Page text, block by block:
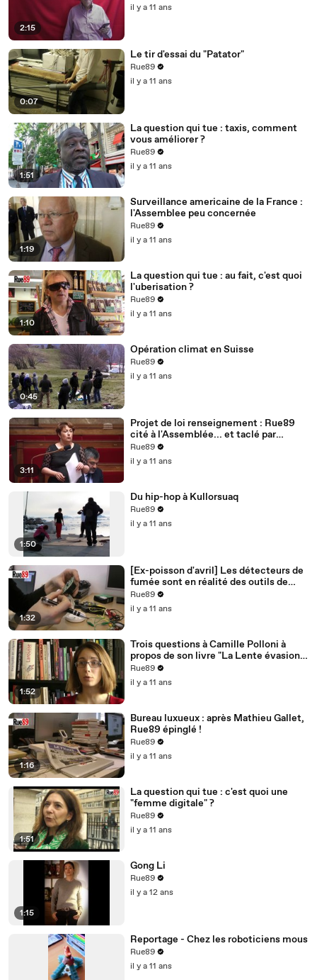
2:15
il y a 11 ans
0:07
Le tir d'essai du "Patator"
Rue89
il y a 11 ans
1:51
La question qui tue : taxis, comment
vous améliorer ?
Rue89
il y a 11 ans
1:19
Surveillance americaine de la France :
l'Assemblee peu concernée
Rue89
il y a 11 ans
1:10
La question qui tue : au fait, c'est quoi
l'uberisation ?
Rue89
il y a 11 ans
0:45
Opération climat en Suisse
Rue89
il y a 11 ans
3:11
Projet de loi renseignement : Rue89
cité à l'Assemblée... et taclé par
Bernard Cazeneuve
Rue89
il y a 11 ans
1:50
Du hip-hop à Kullorsuaq
Rue89
il y a 11 ans
1:32
[Ex-poisson d'avril] Les détecteurs de
fumée sont en réalité des outils de
surveillance
Rue89
il y a 11 ans
1:52
Trois questions à Camille Polloni à
propos de son livre "La Lente évasion"
(Mars 2015, Premier Parallèle)
Rue89
il y a 11 ans
1:16
Bureau luxueux : après Mathieu Gallet,
Rue89 épinglé !
Rue89
il y a 11 ans
1:51
La question qui tue : c'est quoi une
"femme digitale" ?
Rue89
il y a 11 ans
1:15
Gong Li
Rue89
il y a 12 ans
Reportage - Chez les roboticiens mous
Rue89
il y a 11 ans